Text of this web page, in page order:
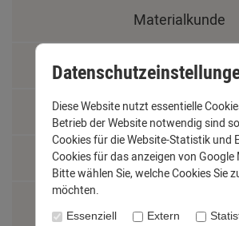
Materialkunde
Fachbegriffe
Jobs
Montage und
Diese Website nutzt essentielle
Betrieb der Website notwendig sind
Cookies für die Website-Statistik und
Cookies für das anzeigen von Google
Bitte wählen Sie, welche Cookies Sie
möchten.
Essenziell Extern